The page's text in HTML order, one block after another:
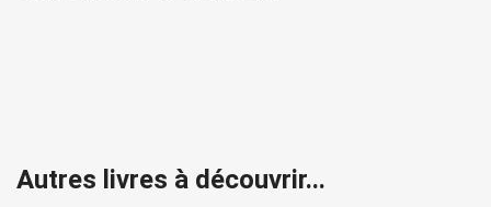
Autres livres à découvrir...